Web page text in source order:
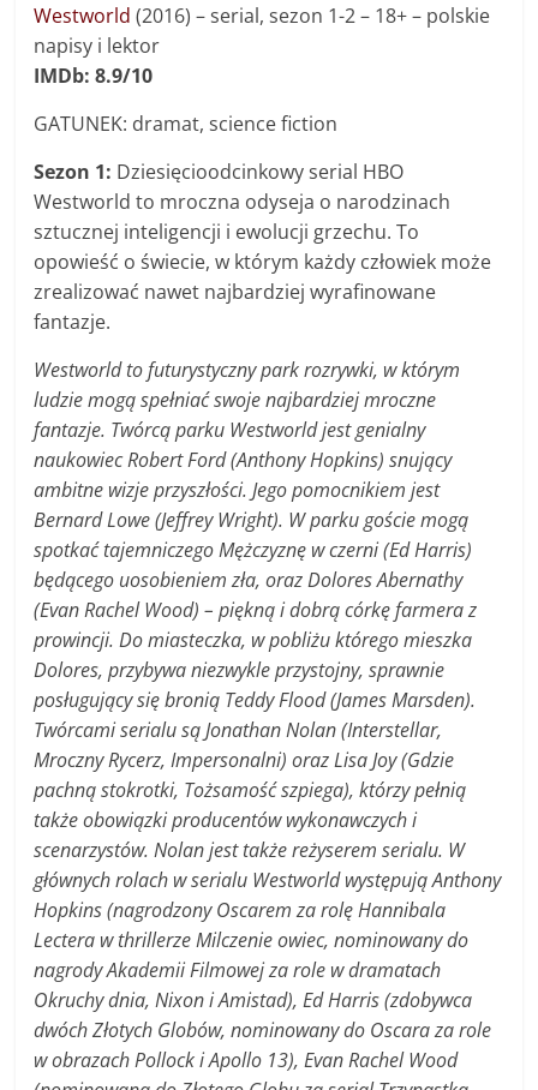
Westworld (2016) – serial, sezon 1-2 – 18+ – polskie
napisy i lektor
IMDb: 8.9/10
GATUNEK: dramat, science fiction
Sezon 1: Dziesięcioodcinkowy serial HBO
Westworld to mroczna odyseja o narodzinach
sztucznej inteligencji i ewolucji grzechu. To
opowieść o świecie, w którym każdy człowiek może
zrealizować nawet najbardziej wyrafinowane
fantazje.
Westworld to futurystyczny park rozrywki, w którym
ludzie mogą spełniać swoje najbardziej mroczne
fantazje. Twórcą parku Westworld jest genialny
naukowiec Robert Ford (Anthony Hopkins) snujący
ambitne wizje przyszłości. Jego pomocnikiem jest
Bernard Lowe (Jeffrey Wright). W parku goście mogą
spotkać tajemniczego Mężczyznę w czerni (Ed Harris)
będącego uosobieniem zła, oraz Dolores Abernathy
(Evan Rachel Wood) – piękną i dobrą córkę farmera z
prowincji. Do miasteczka, w pobliżu którego mieszka
Dolores, przybywa niezwykle przystojny, sprawnie
posługujący się bronią Teddy Flood (James Marsden).
Twórcami serialu są Jonathan Nolan (Interstellar,
Mroczny Rycerz, Impersonalni) oraz Lisa Joy (Gdzie
pachną stokrotki, Tożsamość szpiega), którzy pełnią
także obowiązki producentów wykonawczych i
scenarzystów. Nolan jest także reżyserem serialu. W
głównych rolach w serialu Westworld występują Anthony
Hopkins (nagrodzony Oscarem za rolę Hannibala
Lectera w thrillerze Milczenie owiec, nominowany do
nagrody Akademii Filmowej za role w dramatach
Okruchy dnia, Nixon i Amistad), Ed Harris (zdobywca
dwóch Złotych Globów, nominowany do Oscara za role
w obrazach Pollock i Apollo 13), Evan Rachel Wood